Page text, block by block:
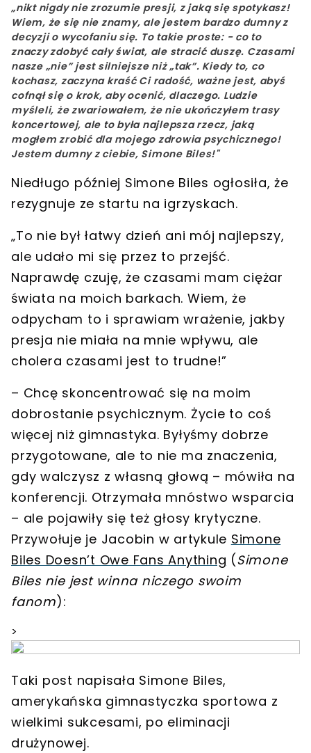
„nikt nigdy nie zrozumie presji, z jaką się spotykasz!
Wiem, że się nie znamy, ale jestem bardzo dumny z
decyzji o wycofaniu się. To takie proste: - co to
znaczy zdobyć cały świat, ale stracić duszę. Czasami
nasze „nie” jest silniejsze niż „tak”. Kiedy to, co
kochasz, zaczyna kraść Ci radość, ważne jest, abyś
cofnął się o krok, aby ocenić, dlaczego. Ludzie
myśleli, że zwariowałem, że nie ukończyłem trasy
koncertowej, ale to była najlepsza rzecz, jaką
mogłem zrobić dla mojego zdrowia psychicznego!
Jestem dumny z ciebie, Simone Biles!"
Niedługo później Simone Biles ogłosiła, że
rezygnuje ze startu na igrzyskach.
„To nie był łatwy dzień ani mój najlepszy,
ale udało mi się przez to przejść.
Naprawdę czuję, że czasami mam ciężar
świata na moich barkach. Wiem, że
odpycham to i sprawiam wrażenie, jakby
presja nie miała na mnie wpływu, ale
cholera czasami jest to trudne!”
– Chcę skoncentrować się na moim
dobrostanie psychicznym. Życie to coś
więcej niż gimnastyka. Byłyśmy dobrze
przygotowane, ale to nie ma znaczenia,
gdy walczysz z własną głową – mówiła na
konferencji. Otrzymała mnóstwo wsparcia
– ale pojawiły się też głosy krytyczne.
Przywołuje je Jacobin w artykule Simone
Biles Doesn’t Owe Fans Anything (Simone
Biles nie jest winna niczego swoim
fanom):
>
Taki post napisała Simone Biles,
amerykańska gimnastyczka sportowa z
wielkimi sukcesami, po eliminacji
drużynowej.